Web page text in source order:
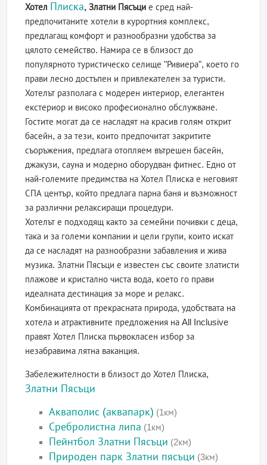
Хотел Плиска, Златни Пясъци е сред най-
предпочитаните хотели в курортния комплекс,
предлагащ комфорт и разнообразни удобства за
цялото семейство. Намира се в близост до
популярното туристическо селище "Ривиера", което го
прави лесно достъпен и привлекателен за туристи.
Хотелът разполага с модерен интериор, елегантен
екстериор и високо професионално обслужване.
Гостите могат да се насладят на красив голям открит
басейн, а за тези, които предпочитат закритите
съоръжения, предлага отопляем вътрешен басейн,
джакузи, сауна и модерно оборудван фитнес. Едно от
най-големите предимства на Хотел Плиска е неговият
СПА център, който предлага парна баня и възможност
за различни релаксиращи процедури.
Хотелът е подходящ както за семейни почивки с деца,
така и за големи компании и цели групи, които искат
да се насладят на разнообразни забавления и жива
музика. Златни Пясъци е известен със своите златисти
плажове и кристално чиста вода, което го прави
идеалната дестинация за море и релакс.
Комбинацията от прекрасната природа, удобствата на
хотела и атрактивните предложения на All Inclusive
правят Хотел Плиска първокласен избор за
незабравима лятна ваканция.
Забележителности в близост до Хотел Плиска,
Златни Пясъци
Акваполис (аквапарк) (1км)
Сребролистна липа (1км)
Пейнтбол Златни Пясъци (2км)
Природен парк Златни пясъци (3км)